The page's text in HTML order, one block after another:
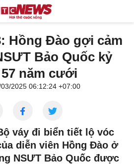
Hồng Đào gợi cảm
Bảo Quốc kỷ
năm cưới
2025 06:12:24 +07:00
váy đi biển tiết lộ vóc
diễn viên Hồng Đào ở
NSƯT Bảo Quốc được